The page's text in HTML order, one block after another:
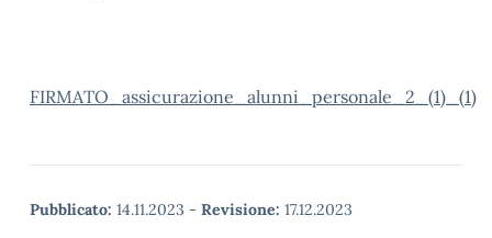
FIRMATO_assicurazione_alunni_personale_2_(1)_(1)
Pubblicato: 14.11.2023 - Revisione: 17.12.2023